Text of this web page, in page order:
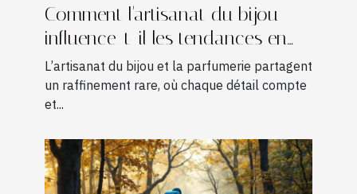
Comment l'artisanat du bijou
influence-t-il les tendances en
parfumerie ?
L’artisanat du bijou et la parfumerie partagent
un raffinement rare, où chaque détail compte
et...